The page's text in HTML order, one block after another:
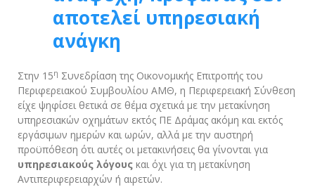
αποτελεί υπηρεσιακή
ανάγκη
Στην 15η Συνεδρίαση της Οικονομικής Επιτροπής του
Περιφερειακού Συμβουλίου ΑΜΘ, η Περιφερειακή Σύνθεση
είχε ψηφίσει θετικά σε θέμα σχετικά με την μετακίνηση
υπηρεσιακών οχημάτων εκτός ΠΕ Δράμας ακόμη και εκτός
εργάσιμων ημερών και ωρών, αλλά με την αυστηρή
προϋπόθεση ότι αυτές οι μετακινήσεις θα γίνονται για
υπηρεσιακούς λόγους και όχι για τη μετακίνηση
Αντιπεριφερειαρχών ή αιρετών.